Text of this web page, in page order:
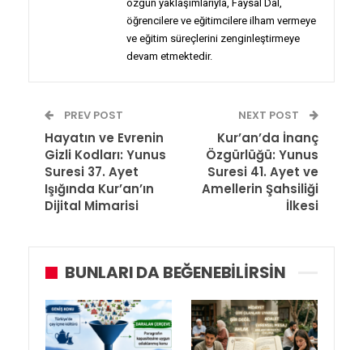
özgün yaklaşımlarıyla, Faysal Dal,
öğrencilere ve eğitimcilere ilham vermeye
ve eğitim süreçlerini zenginleştirmeye
devam etmektedir.
PREV POST
Hayatın ve Evrenin
Gizli Kodları: Yunus
Suresi 37. Ayet
Işığında Kur’an’ın
Dijital Mimarisi
NEXT POST
Kur’an’da İnanç
Özgürlüğü: Yunus
Suresi 41. Ayet ve
Amellerin Şahsiliği
İlkesi
BUNLARI DA BEĞENEBILIRSIN